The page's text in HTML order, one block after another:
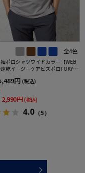
全4色
袖ポロシャツワイドカラー【WEB
乾イージーケアビズポロTOKYOR
円 (税込)
2,990円 (税込)
4.0 （5）